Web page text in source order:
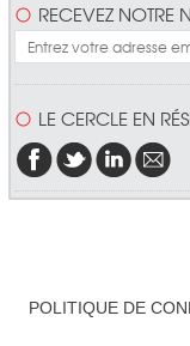
RECEVEZ NOTRE
LE CERCLE EN
POLITIQUE DE